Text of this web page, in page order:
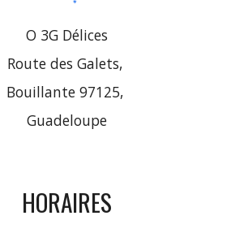
O 3G Délices
Route des Galets,
Bouillante 97125,
Guadeloupe
HORAIRES